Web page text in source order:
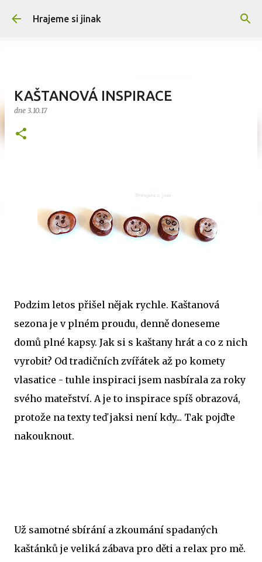
Přeskočit na hlavní obsah
Hrajeme si jinak
KAŠTANOVÁ INSPIRACE
dne 3.10.17
Podzim letos přišel nějak rychle. Kaštanová
sezona je v plném proudu, denně doneseme
domů plné kapsy. Jak si s kaštany hrát a co z nich
vyrobit? Od tradičních zvířátek až po komety
vlasatice - tuhle inspiraci jsem nasbírala za roky
svého mateřství. A je to inspirace spíš obrazová,
protože na texty teď jaksi není kdy... Tak pojďte
nakouknout.
Už samotné sbírání a zkoumání spadaných
kaštánků je veliká zábava pro děti a relax pro mě.